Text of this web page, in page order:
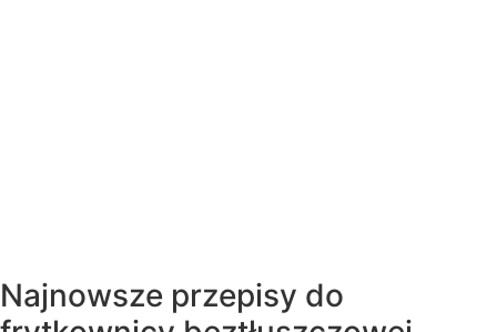
Najnowsze przepisy do